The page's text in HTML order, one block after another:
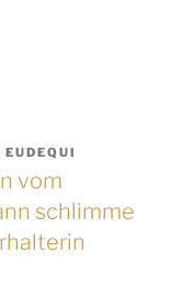
vom
schlimme